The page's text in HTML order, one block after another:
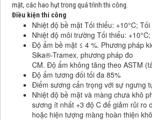
mặt, các hao hụt trong quá trình thi công.
Điều kiện thi công
Nhiệt độ bề mặt Tối thiểu: +10°C; Tối
Nhiệt độ môi trường Tối thiểu:
Độ ẩm bề mặt ≤ 4 %. Phương pháp
Sika®-Tramex, phương pháp đo
CM. Độ ẩm không tăng theo ASTM
Độ ẩm tương đối tối đa 85%
Điểm sương cẩn trọng với sự ngưng
Nhiệt độ bề mặt và màng chưa khô
sương ít nhất +3 độ C để giảm rủi ro
hoặc hiện tượng màng hoàn thiện